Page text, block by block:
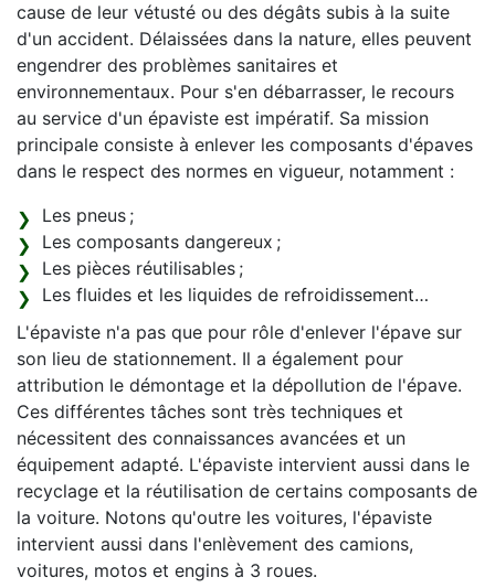
cause de leur vétusté ou des dégâts subis à la suite
d'un accident. Délaissées dans la nature, elles peuvent
engendrer des problèmes sanitaires et
environnementaux. Pour s'en débarrasser, le recours
au service d'un épaviste est impératif. Sa mission
principale consiste à enlever les composants d'épaves
dans le respect des normes en vigueur, notamment :
Les pneus ;
Les composants dangereux ;
Les pièces réutilisables ;
Les fluides et les liquides de refroidissement…
L'épaviste n'a pas que pour rôle d'enlever l'épave sur
son lieu de stationnement. Il a également pour
attribution le démontage et la dépollution de l'épave.
Ces différentes tâches sont très techniques et
nécessitent des connaissances avancées et un
équipement adapté. L'épaviste intervient aussi dans le
recyclage et la réutilisation de certains composants de
la voiture. Notons qu'outre les voitures, l'épaviste
intervient aussi dans l'enlèvement des camions,
voitures, motos et engins à 3 roues.